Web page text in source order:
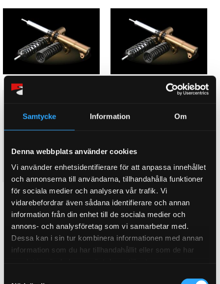
Samtycke Information Om
Denna webbplats använder cookies
Vi använder enhetsidentifierare för att anpassa innehållet
och annonserna till användarna, tillhandahålla funktioner
för sociala medier och analysera vår trafik. Vi
vidarebefordrar även sådana identifierare och annan
information från din enhet till de sociala medier och
annons- och analysföretag som vi samarbetar med.
Dessa kan i sin tur kombinera informationen med annan
information som du har tillhandahållit eller som de har
F20, F21, F22, F30, F31, F32, F33,
Custom coilovers för
professionell rally grus/snö
64 995KR
Lägg till i favoriterKÖP
Steg 3. Rally Grus/Snökit.
64 995KR
Lägg till i favoriter